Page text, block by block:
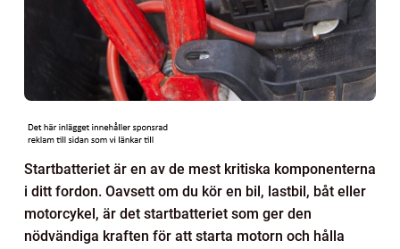
Startbatteriet är en av de mest kritiska komponenterna
i ditt fordon. Oavsett om du kör en bil, lastbil, båt eller
motorcykel, är det startbatteriet som ger den
nödvändiga kraften för att starta motorn och hålla